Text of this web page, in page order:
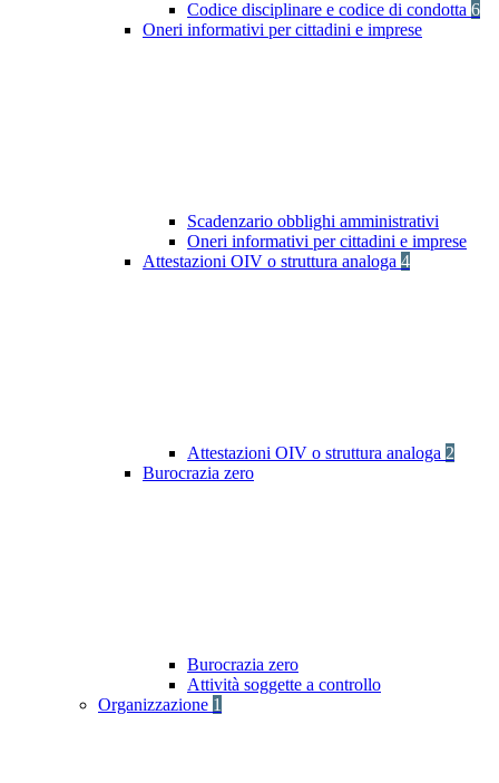
Codice disciplinare e codice di condotta 6
Oneri informativi per cittadini e imprese
Scadenzario obblighi amministrativi
Oneri informativi per cittadini e imprese
Attestazioni OIV o struttura analoga 4
Attestazioni OIV o struttura analoga 2
Burocrazia zero
Burocrazia zero
Attività soggette a controllo
Organizzazione 1